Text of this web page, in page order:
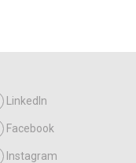
LinkedIn
Facebook
Instagram